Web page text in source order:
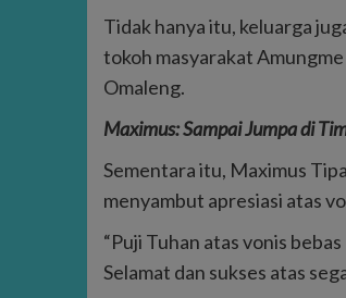
Tidak hanya itu, keluarga
tokoh masyarakat
Omaleng.
Maximus: Sampai Jumpa di
Sementara itu, Maximus
menyambut apresiasi atas
“Puji Tuhan atas vonis
Selamat dan sukses atas